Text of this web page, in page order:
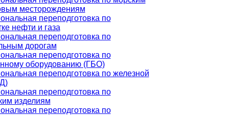
месторождениям
переподготовка по
нефти и газа
переподготовка по
дорогам
переподготовка по
оборудованию (ГБО)
переподготовка по железной
переподготовка по
изделиям
переподготовка по